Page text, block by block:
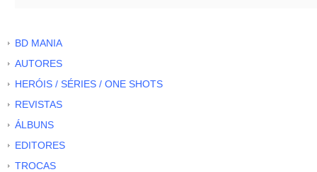
BD MANIA
AUTORES
HERÓIS / SÉRIES / ONE SHOTS
REVISTAS
ÁLBUNS
EDITORES
TROCAS